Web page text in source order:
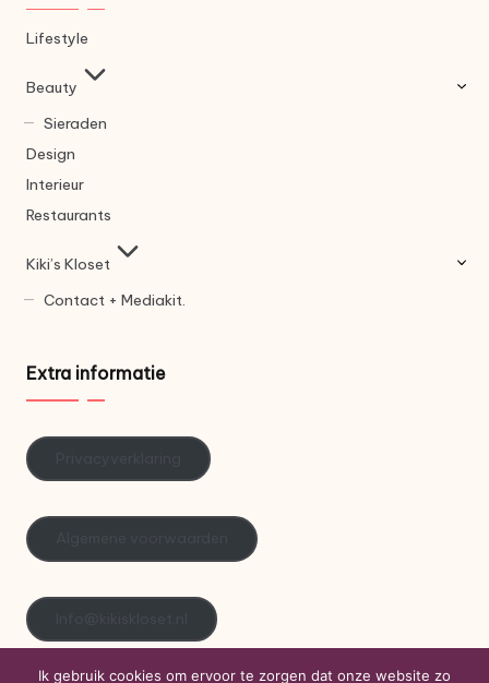
Lifestyle
Beauty
Sieraden
Design
Interieur
Restaurants
Kiki’s Kloset
Contact + Mediakit.
Extra informatie
Ik gebruik cookies om ervoor te zorgen dat onze website zo